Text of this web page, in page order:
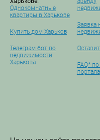
Однокомнатные
квартиры в Харькове
Купить дом Харьков
Телеграм бот по
недвижимости
Харькова
Заявка
FAQ*
портала